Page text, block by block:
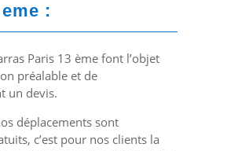
:
Paris 13 ème font l’objet
préalable et de
un devis.
déplacements sont
c’est pour nos clients la